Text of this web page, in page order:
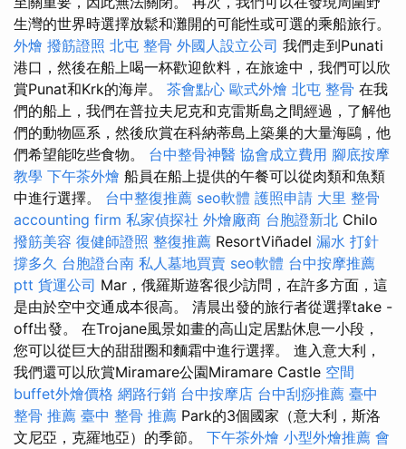
生灣的世界時選擇放鬆和灘開的可能性或可​​選的乘船旅行。
外燴 撥筋證照 北屯 整骨 外國人設立公司 我們走到Punati
港口，然後在船上喝一杯歡迎飲料，在旅途中，我們可以欣
賞Punat和Krk的海岸。 茶會點心 歐式外燴 北屯 整骨 在我
們的船上，我們在普拉夫尼克和克雷斯島之間經過，了解他
們的動物區系，然後欣賞在科納蒂島上築巢的大量海鷗，他
們希望能吃些食物。 台中整骨神醫 協會成立費用 腳底按摩
教學 下午茶外燴 船員在船上提供的午餐可以從肉類和魚類
中進行選擇。 台中整復推薦 seo軟體 護照申請 大里 整骨
accounting firm 私家偵探社 外燴廠商 台胞證新北 Chilo
撥筋美容 復健師證照 整復推薦 ResortViñadel 漏水 打針
撐多久 台胞證台南 私人墓地買賣 seo軟體 台中按摩推薦
ptt 貨運公司 Mar，俄羅斯遊客很少訪問，在許多方面，這
是由於空中交通成本很高。 清晨出發的旅行者從選擇take -
off出發。 在Trojane風景如畫的高山定居點休息一小段，
您可以從巨大的甜甜圈和麵霜中進行選擇。 進入意大利，
我們還可以欣賞Miramare公園Miramare Castle 空間
buffet外燴價格 網路行銷 台中按摩店 台中刮痧推薦 臺中
整骨 推薦 臺中 整骨 推薦 Park的3個國家（意大利，斯洛
文尼亞，克羅地亞）的季節。 下午茶外燴 小型外燴推薦 會